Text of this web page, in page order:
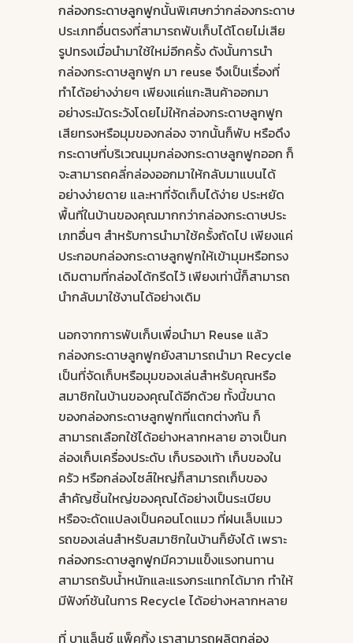
กล่องกระดาษลูกฟูกนั้นพิเศษกว่ากล่องกระดาษ
ประเภทอื่นตรงที่สามารถพับเก็บได้โดยไม่เสีย
รูปทรงเมื่อนำมาใช้ใหม่อีกครั้ง ดังนั้นการนำ
กล่องกระดาษลูกฟูก มา reuse จึงเป็นเรื่องที่
ทำได้อย่างง่ายๆ เพียงแค่แกะสินค้าออกมา
อย่างระมัดระวังโดยไม่ให้กล่องกระดาษลูกฟูก
เสียทรงหรือมุมของกล่อง จากนั้นก็พับ หรือดึง
กระดาษที่บริเวณมุมกล่องกระดาษลูกฟูกออก ก็
จะสามารถคลี่กล่องออกมาให้กลับมาแบนได้
อย่างง่ายดาย และหาที่จัดเก็บได้ง่าย ประหยัด
พื้นที่ในบ้านของคุณมากกว่ากล่องกระดาษประ
เภทอื่นๆ สำหรับการนำมาใช้ครั้งถัดไป เพียงแค่
ประกอบกล่องกระดาษลูกฟูกให้เข้ามุมหรือทรง
เดิมตามที่กล่องได้กรีดไว้ เพียงเท่านี้ก็สามารถ
นำกลับมาใช้งานได้อย่างเดิม
นอกจากการพับเก็บเพื่อนำมา Reuse แล้ว
กล่องกระดาษลูกฟูกยังสามารถนำมา Recycle
เป็นที่จัดเก็บหรือมุมของเล่นสำหรับคุณหรือ
สมาชิกในบ้านของคุณได้อีกด้วย ทั้งนี้ขนาด
ของกล่องกระดาษลูกฟูกที่แตกต่างกัน ก็
สามารถเลือกใช้ได้อย่างหลากหลาย อาจเป็นก
ล่องเก็บเครื่องประดับ เก็บรองเท้า เก็บของใน
ครัว หรือกล่องไซส์ใหญ่ก็สามารถเก็บของ
สำคัญชิ้นใหญ่ของคุณได้อย่างเป็นระเบียบ
หรือจะดัดแปลงเป็นคอนโดแมว ที่ฝนเล็บแมว
รถของเล่นสำหรับสมาชิกในบ้านก็ยังได้ เพราะ
กล่องกระดาษลูกฟูกมีความแข็งแรงทนทาน
สามารถรับน้ำหนักและแรงกระแทกได้มาก ทำให้
มีฟังก์ชันในการ Recycle ได้อย่างหลากหลาย
ที่ บาแล็นซ์ แพ็คกิ้ง เราสามารถผลิตกล่อง